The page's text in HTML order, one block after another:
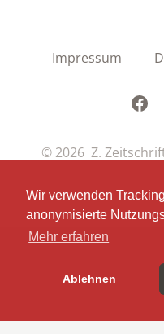
Wir verwenden
anonymisierte
Mehr erfahren
Ablehnen
Impressum
© 2026 Z.